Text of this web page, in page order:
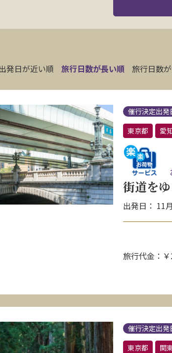
発日が近い順 旅行日数が長い順 旅行日数
催行決定出発
東京都
愛
街道を
出発日： 11
旅行代金：
催行決定出発
東京都
関